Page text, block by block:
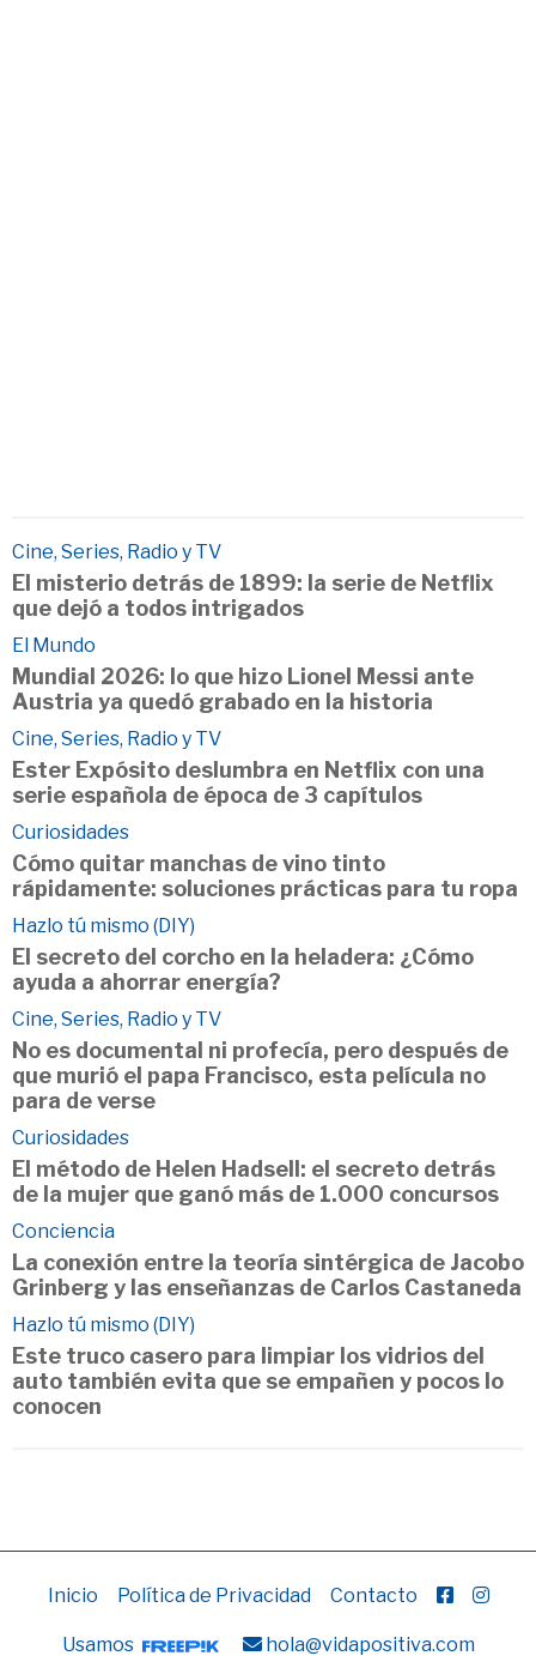
Cine, Series, Radio y TV
El misterio detrás de 1899: la serie de Netflix
que dejó a todos intrigados
El Mundo
Mundial 2026: lo que hizo Lionel Messi ante
Austria ya quedó grabado en la historia
Cine, Series, Radio y TV
Ester Expósito deslumbra en Netflix con una
serie española de época de 3 capítulos
Curiosidades
Cómo quitar manchas de vino tinto
rápidamente: soluciones prácticas para tu ropa
Hazlo tú mismo (DIY)
El secreto del corcho en la heladera: ¿Cómo
ayuda a ahorrar energía?
Cine, Series, Radio y TV
No es documental ni profecía, pero después de
que murió el papa Francisco, esta película no
para de verse
Curiosidades
El método de Helen Hadsell: el secreto detrás
de la mujer que ganó más de 1.000 concursos
Conciencia
La conexión entre la teoría sintérgica de Jacobo
Grinberg y las enseñanzas de Carlos Castaneda
Hazlo tú mismo (DIY)
Este truco casero para limpiar los vidrios del
auto también evita que se empañen y pocos lo
conocen
Inicio Política de Privacidad Contacto
Usamos hola@vidapositiva.com